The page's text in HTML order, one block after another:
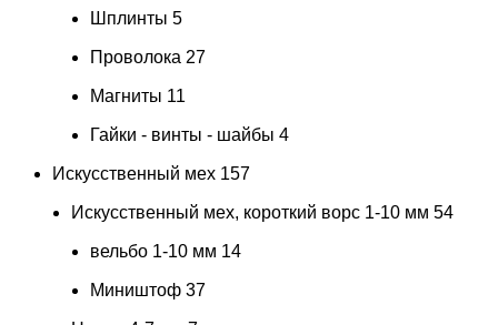
Шплинты 5
Проволока 27
Магниты 11
Гайки - винты - шайбы 4
Искусственный мех 157
Искусственный мех, короткий ворс 1-10 мм 54
вельбо 1-10 мм 14
Миништоф 37